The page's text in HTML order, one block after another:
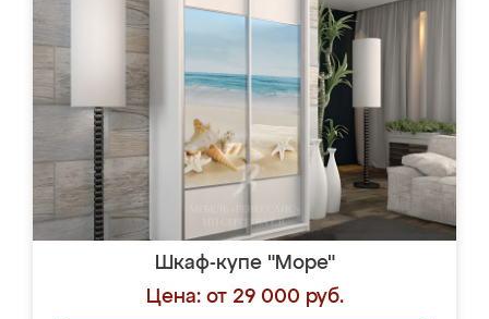
Шкаф-купе "Море"
Цена: от 29 000 руб.